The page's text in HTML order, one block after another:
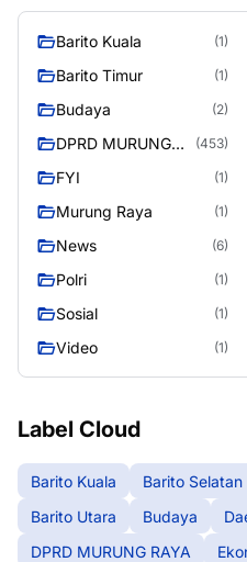
Barito Kuala (1)
Barito Timur (1)
Budaya (2)
DPRD MURUNG
(453)
FYI (1)
Murung Raya (1)
News (6)
Polri (1)
Sosial (1)
Video (1)
Label Cloud
Barito Kuala Barito Selatan
Barito Utara
Budaya
DPRD MURUNG RAYA